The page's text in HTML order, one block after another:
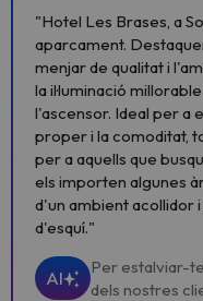
"Hotel Les Brases, a
aparcament.
menjar de qualitat i
la il·luminació
l'ascensor. Ideal per a
proper i la comoditat,
per a aquells que
els importen algunes
d'un ambient acollidor
d'esquí."
AI
Per estalviar-
dels nostres